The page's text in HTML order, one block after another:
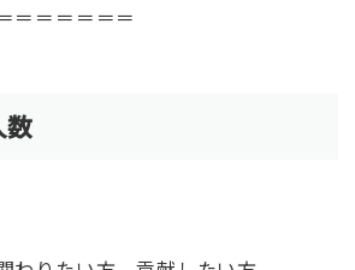
＝＝＝＝＝＝
数